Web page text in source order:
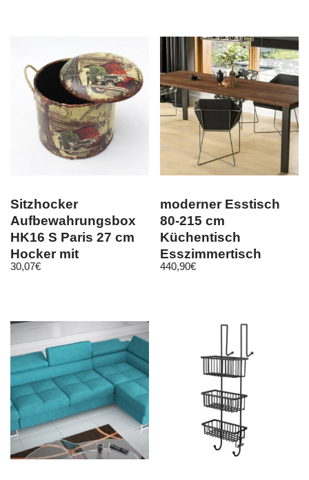
Sitzhocker
Aufbewahrungsbox
HK16 S Paris 27 cm
Hocker mit
Kunstleder
30,07€
moderner Esstisch
80-215 cm
Küchentisch
Esszimmertisch
Metall design
440,90€